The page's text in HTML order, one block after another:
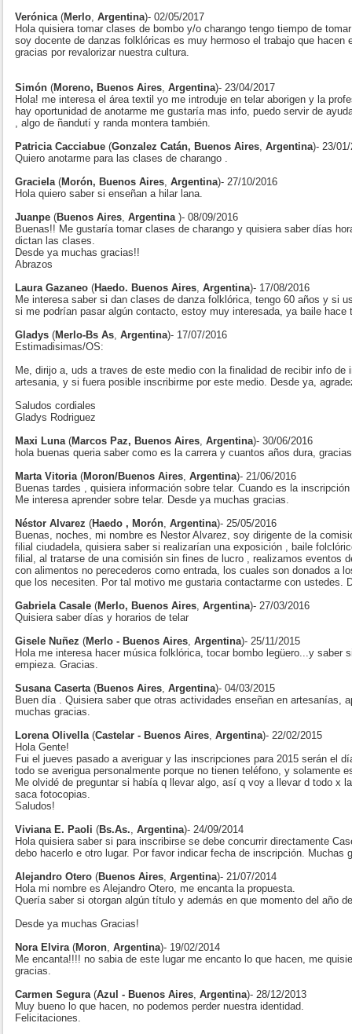
Verónica (Merlo Argentina)- 02/05/2017
Hola quisiera tomar clases de bombo y/o charango tengo tiempo de
soy docente de danzas folklóricas es muy hermoso el trabajo que hacen
gracias por revalorizar nuestra cultura.
Simón (Moreno, Buenos Aires Argentina)- 23/04/2017
Hola! me interesa el área textil yo me introduje en telar aborigen y la
hay oportunidad de anotarme me gustaría mas info, puedo servir de
, algo de ñandutí y randa montera también.
Patricia Cacciabue (Gonzalez Catán, Buenos Aires Argentina)- 23/
Quiero anotarme para las clases de charango .
Graciela (Morón, Buenos Aires Argentina)- 27/10/2016
Hola quiero saber si enseñan a hilar lana.
Juanpe (Buenos Aires Argentina )- 08/09/2016
Buenas!! Me gustaría tomar clases de charango y quisiera saber días
dictan las clases.
Desde ya muchas gracias!!
Abrazos
Laura Gazaneo (Haedo. Buenos Aires Argentina)- 17/08/2016
Me interesa saber si dan clases de danza folklórica, tengo 60 años y si
si me podrían pasar algún contacto, estoy muy interesada, ya baile hace
Gladys (Merlo-Bs As Argentina)- 17/07/2016
Estimadisimas/OS:
Me, dirijo a, uds a traves de este medio con la finalidad de recibir info de
artesania, y si fuera posible inscribirme por este medio. Desde ya,
Saludos cordiales
Gladys Rodriguez
Maxi Luna (Marcos Paz, Buenos Aires Argentina)- 30/06/2016
hola buenas queria saber como es la carrera y cuantos años dura,
Marta Vitoria (Moron/Buenos Aires Argentina)- 21/06/2016
Buenas tardes , quisiera información sobre telar. Cuando es la
Me interesa aprender sobre telar. Desde ya muchas gracias.
Néstor Alvarez (Haedo , Morón Argentina)- 25/05/2016
Buenas, noches, mi nombre es Nestor Alvarez, soy dirigente de la
filial ciudadela, quisiera saber si realizarían una exposición , baile
filial, al tratarse de una comisión sin fines de lucro , realizamos eventos
con alimentos no perecederos como entrada, los cuales son donados a
que los necesiten. Por tal motivo me gustaria contactarme con ustedes.
Gabriela Casale (Merlo, Buenos Aires Argentina)- 27/03/2016
Quisiera saber días y horarios de telar
Gisele Nuñez (Merlo - Buenos Aires Argentina)- 25/11/2015
Hola me interesa hacer música folklórica, tocar bombo legüero...y saber
empieza. Gracias.
Susana Caserta (Buenos Aires Argentina)- 04/03/2015
Buen día . Quisiera saber que otras actividades enseñan en artesanías,
muchas gracias.
Lorena Olivella (Castelar - Buenos Aires Argentina)- 22/02/2015
Hola Gente!
Fui el jueves pasado a averiguar y las inscripciones para 2015 serán el
todo se averigua personalmente porque no tienen teléfono, y solamente
Me olvidé de preguntar si había q llevar algo, así q voy a llevar d todo x
saca fotocopias.
Saludos!
Viviana E. Paoli (Bs.As. Argentina)- 24/09/2014
Hola quisiera saber si para inscribirse se debe concurrir directamente
debo hacerlo e otro lugar. Por favor indicar fecha de inscripción. Muchas
Alejandro Otero (Buenos Aires Argentina)- 21/07/2014
Hola mi nombre es Alejandro Otero, me encanta la propuesta.
Quería saber si otorgan algún título y además en que momento del año
Desde ya muchas Gracias!
Nora Elvira (Moron Argentina)- 19/02/2014
Me encanta!!!! no sabia de este lugar me encanto lo que hacen, me
gracias.
Carmen Segura (Azul - Buenos Aires Argentina)- 28/12/2013
Muy bueno lo que hacen, no podemos perder nuestra identidad.
Felicitaciones.